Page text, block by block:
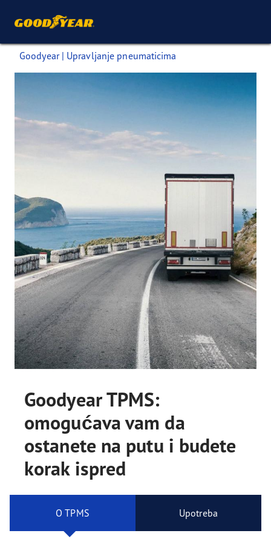
Goodyear | Upravljanje pneumaticima
Goodyear TPMS:
omogućava vam da
ostanete na putu i budete
korak ispred
O TPMS Upotreba